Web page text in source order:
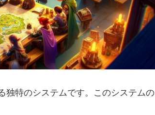
独特のシステムです。このシステムの